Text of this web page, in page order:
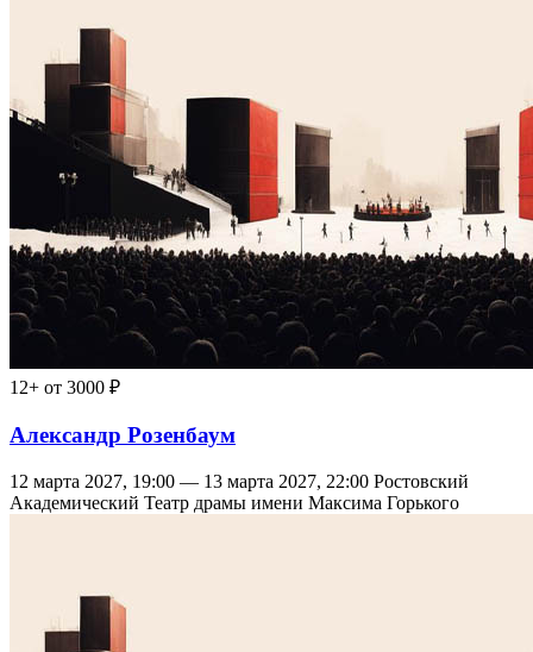
12+ от 3000 ₽
Александр Розенбаум
12 марта 2027, 19:00 — 13 марта 2027, 22:00 Ростовский
Академический Театр драмы имени Максима Горького